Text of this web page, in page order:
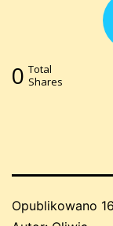
0 Total
Shares
Opublikowano